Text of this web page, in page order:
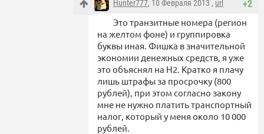
+2
Hunter777, 10 Февраля 2013 , url
Это транзитные номера (регион
на желтом фоне) и группировка
буквы иная. Фишка в значительной
экономии денежных средств, я уже
это объяснял на Н2. Кратко я плачу
лишь штрафы за просрочку (800
рублей), при этом согласно закону
мне не нужно платить транспортный
налог, который у меня около 10 000
рублей.